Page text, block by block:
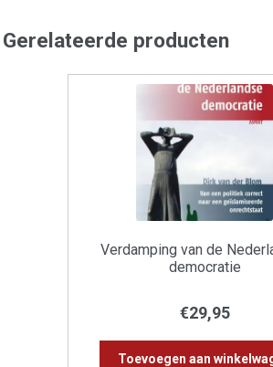
Gerelateerde producten
Verdamping van de
democratie
€29,95
Toevoegen aan